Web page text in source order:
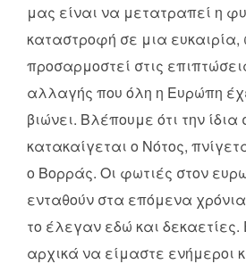
μας είναι να μετατραπεί η
καταστροφή σε μια ευκαιρία,
προσαρμοστεί στις
αλλαγής που όλη η Ευρώπη
βιώνει. Βλέπουμε ότι την ίδια
κατακαίγεται ο Νότος,
ο Βορράς. Οι φωτιές στον
ενταθούν στα επόμενα
το έλεγαν εδώ και
αρχικά να είμαστε ενήμεροι